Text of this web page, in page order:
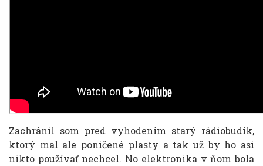
Zachránil som pred vyhodením starý rádiobudík,
ktorý mal ale poničené plasty a tak už by ho asi
nikto používať nechcel. No elektronika v ňom bola